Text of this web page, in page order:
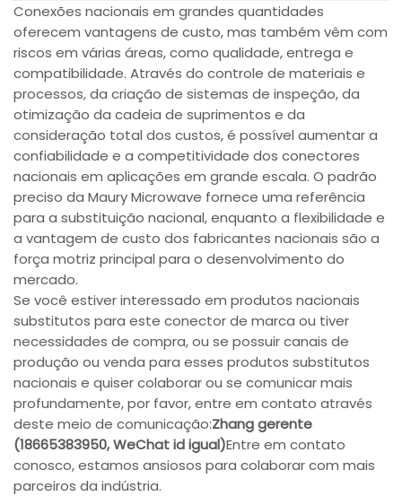
Conexões nacionais em grandes quantidades
oferecem vantagens de custo, mas também vêm com
riscos em várias áreas, como qualidade, entrega e
compatibilidade. Através do controle de materiais e
processos, da criação de sistemas de inspeção, da
otimização da cadeia de suprimentos e da
consideração total dos custos, é possível aumentar a
confiabilidade e a competitividade dos conectores
nacionais em aplicações em grande escala. O padrão
preciso da Maury Microwave fornece uma referência
para a substituição nacional, enquanto a flexibilidade e
a vantagem de custo dos fabricantes nacionais são a
força motriz principal para o desenvolvimento do
mercado.
Se você estiver interessado em produtos nacionais
substitutos para este conector de marca ou tiver
necessidades de compra, ou se possuir canais de
produção ou venda para esses produtos substitutos
nacionais e quiser colaborar ou se comunicar mais
profundamente, por favor, entre em contato através
deste meio de comunicação:Zhang gerente
(18665383950, WeChat id igual)Entre em contato
conosco, estamos ansiosos para colaborar com mais
parceiros da indústria.